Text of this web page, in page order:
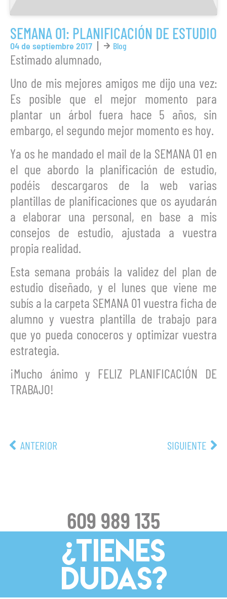
SEMANA 01: PLANIFICACIÓN DE ESTUDIO
04 de septiembre 2017 Blog
Estimado alumnado,
Uno de mis mejores amigos me dijo una vez:
Es posible que el mejor momento para
plantar un árbol fuera hace 5 años, sin
embargo, el segundo mejor momento es hoy.
Ya os he mandado el mail de la SEMANA 01 en
el que abordo la planificación de estudio,
podéis descargaros de la web varias
plantillas de planificaciones que os ayudarán
a elaborar una personal, en base a mis
consejos de estudio, ajustada a vuestra
propia realidad.
Esta semana probáis la validez del plan de
estudio diseñado, y el lunes que viene me
subís a la carpeta SEMANA 01 vuestra ficha de
alumno y vuestra plantilla de trabajo para
que yo pueda conoceros y optimizar vuestra
estrategia.
¡Mucho ánimo y FELIZ PLANIFICACIÓN DE
TRABAJO!
ANTERIOR SIGUIENTE
609 989 135
¿TIENES
DUDAS?